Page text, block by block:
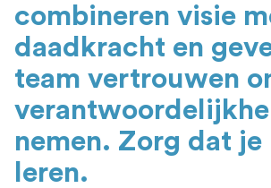
combineren visie
daadkracht en
team vertrouwen
nemen. Zorg dat
leren.